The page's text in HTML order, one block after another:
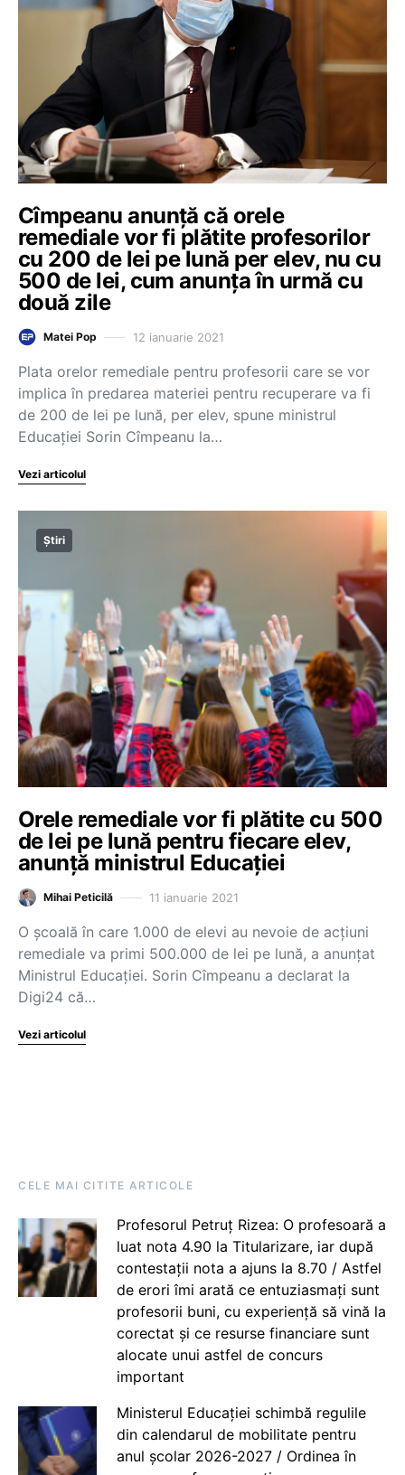
Cîmpeanu anunță că orele
remediale vor fi plătite profesorilor
cu 200 de lei pe lună per elev, nu cu
500 de lei, cum anunța în urmă cu
două zile
Matei Pop 12 ianuarie 2021
Plata orelor remediale pentru profesorii care se vor
implica în predarea materiei pentru recuperare va fi
de 200 de lei pe lună, per elev, spune ministrul
Educației Sorin Cîmpeanu la…
Vezi articolul
Știri
Orele remediale vor fi plătite cu 500
de lei pe lună pentru fiecare elev,
anunță ministrul Educației
Mihai Peticilă 11 ianuarie 2021
O școală în care 1.000 de elevi au nevoie de acțiuni
remediale va primi 500.000 de lei pe lună, a anunțat
Ministrul Educației. Sorin Cîmpeanu a declarat la
Digi24 că…
Vezi articolul
CELE MAI CITITE ARTICOLE
Profesorul Petruț Rizea: O profesoară a
luat nota 4.90 la Titularizare, iar după
contestații nota a ajuns la 8.70 / Astfel
de erori îmi arată ce entuziasmați sunt
profesorii buni, cu experiență să vină la
corectat și ce resurse financiare sunt
alocate unui astfel de concurs
important
Ministerul Educației schimbă regulile
din calendarul de mobilitate pentru
anul școlar 2026-2027 / Ordinea în